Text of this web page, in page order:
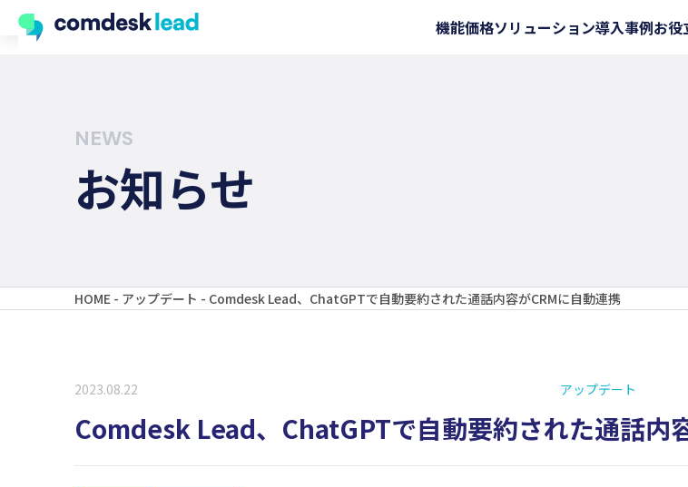
機能価格ソリューション導入事例お役
NEWS
お知らせ
HOME - アップデート - Comdesk Lead、ChatGPTで自動要約された通話内容がCRMに自動連携
2023.08.22 アップデート
Comdesk Lead、ChatGPTで自動要約された通話内